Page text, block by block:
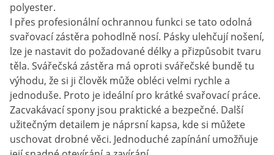
polyester.
I přes profesionální ochrannou funkci se tato odolná
svařovací zástěra pohodlně nosí. Pásky ulehčují nošení,
lze je nastavit do požadované délky a přizpůsobit tvaru
těla. Svářečská zástěra má oproti svářečské bundě tu
výhodu, že si ji člověk může obléci velmi rychle a
jednoduše. Proto je ideální pro krátké svařovací práce.
Zacvakávací spony jsou praktické a bezpečné. Další
užitečným detailem je náprsní kapsa, kde si můžete
uschovat drobné věci. Jednoduché zapínání umožňuje